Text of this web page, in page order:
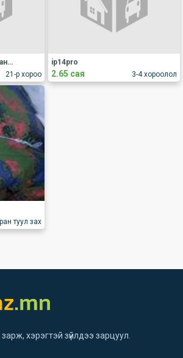
21-р хороо
Цагаан сарын ууц,өвчүү чанана,утна.95155180
3-4 хороолол
ip14pro
2.65 сая
туул зах
зарж, хэрэгтэй зүйлдээ зарцуул.